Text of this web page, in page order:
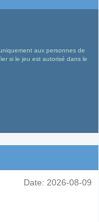
aux personnes de
si le jeu est autorisé dans le
Date: 2026-08-09